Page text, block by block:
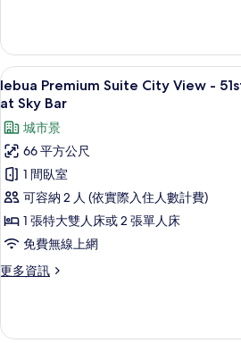
Drink
at
Distil
Bar
的
所
有
相
片
Suite
City
View
-
52nd
Floor
and
Drink
at
Bar
的
情
顯
示
lebua
Premium
Suite
City
View
-
51st-
52nd
Drink
1 間
9
lebua Premium Suite City View -
at Sky Bar
城市景
66 平方公尺
1 間臥室
可容納 2 人 (依實際入住人數計費)
1 張特大雙人床或 2 張單人床
免費無線上網
更多資訊
更
Suite